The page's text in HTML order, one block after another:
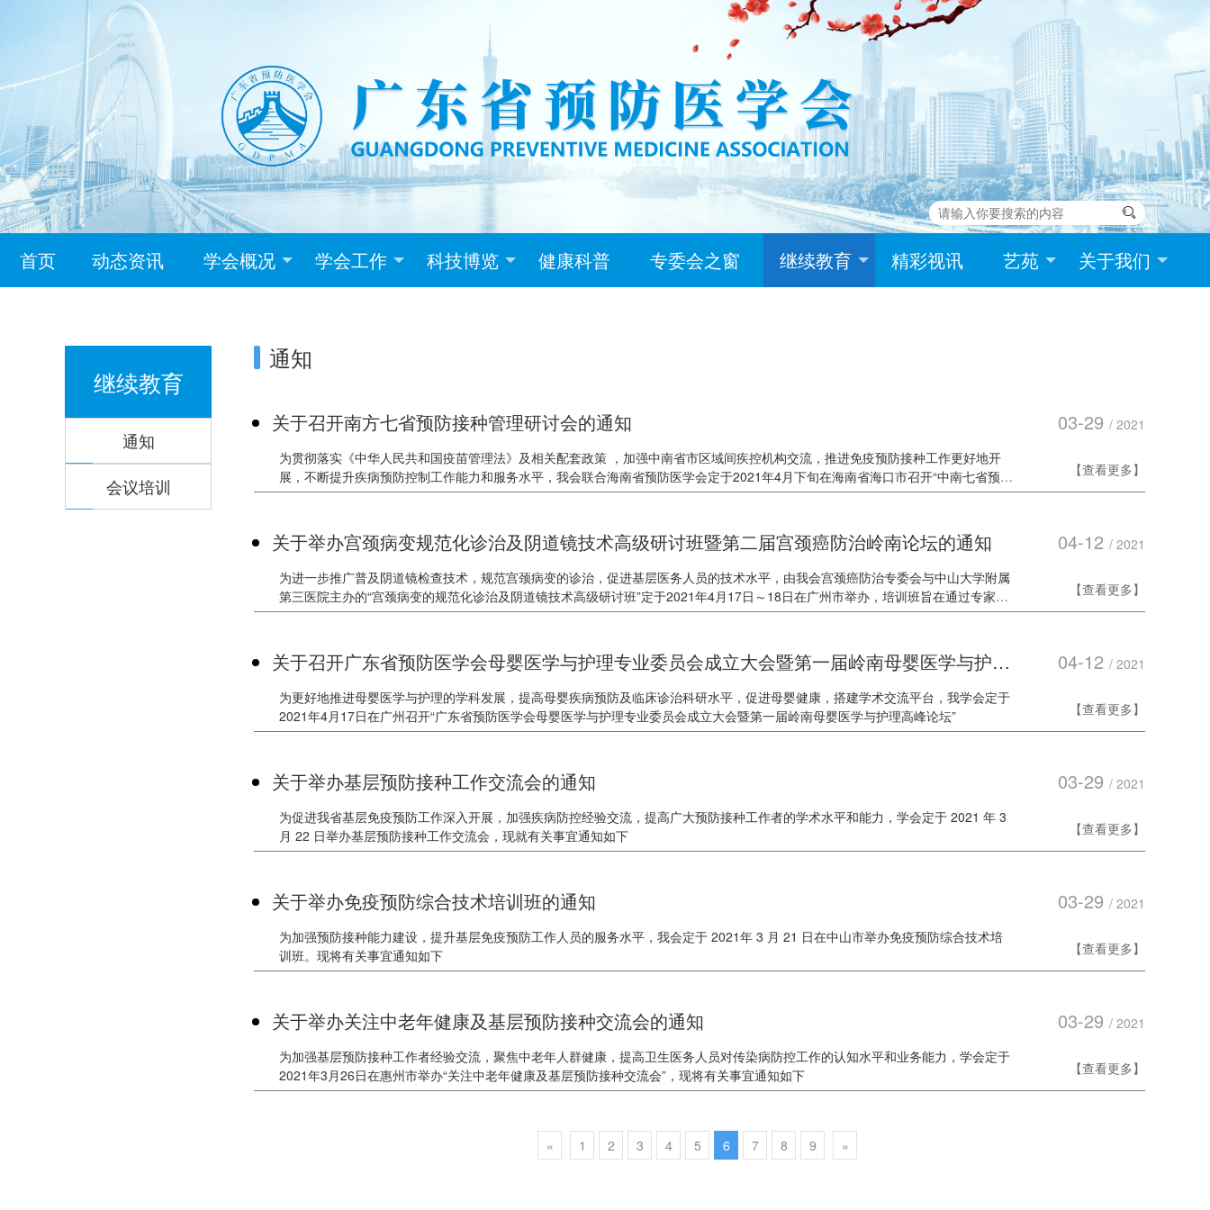

首页 动态资讯 学会概况 学会工作 科技博览 健康科普 专委会之窗 继续教育 精彩视讯 艺苑 关于我们
继续教育
通知
会议培训
通知
关于召开南方七省预防接种管理研讨会的通知
为贯彻落实《中华人民共和国疫苗管理法》及相关配套政策 ，加强中南省市区域间疾控机构交流，推进免疫预防接种工作更好地开
展，不断提升疾病预防控制工作能力和服务水平，我会联合海南省预防医学会定于2021年4月下旬在海南省海口市召开“中南七省预防
接种管理研讨会”
03-29 / 2021
【查看更多】
关于举办宫颈病变规范化诊治及阴道镜技术高级研讨班暨第二届宫颈癌防治岭南论坛的通知
为进一步推广普及阴道镜检查技术，规范宫颈病变的诊治，促进基层医务人员的技术水平，由我会宫颈癌防治专委会与中山大学附属
第三医院主办的“宫颈病变的规范化诊治及阴道镜技术高级研讨班”定于2021年4月17日～18日在广州市举办，培训班旨在通过专家授
课、病例讨论、面对面交流及操作培训的形式，小班教学，让学员尽快掌握阴道镜检查的操作及宫颈病变的诊治，从而提高基层医务
04-12 / 2021
【查看更多】
关于召开广东省预防医学会母婴医学与护理专业委员会成立大会暨第一届岭南母婴医学与护理
高峰论坛的通知
为更好地推进母婴医学与护理的学科发展，提高母婴疾病预防及临床诊治科研水平，促进母婴健康，搭建学术交流平台，我学会定于
2021年4月17日在广州召开“广东省预防医学会母婴医学与护理专业委员会成立大会暨第一届岭南母婴医学与护理高峰论坛”
04-12 / 2021
【查看更多】
关于举办基层预防接种工作交流会的通知
为促进我省基层免疫预防工作深入开展，加强疾病防控经验交流，提高广大预防接种工作者的学术水平和能力，学会定于 2021 年 3
月 22 日举办基层预防接种工作交流会，现就有关事宜通知如下
03-29 / 2021
【查看更多】
关于举办免疫预防综合技术培训班的通知
为加强预防接种能力建设，提升基层免疫预防工作人员的服务水平，我会定于 2021年 3 月 21 日在中山市举办免疫预防综合技术培
训班。现将有关事宜通知如下
03-29 / 2021
【查看更多】
关于举办关注中老年健康及基层预防接种交流会的通知
为加强基层预防接种工作者经验交流，聚焦中老年人群健康，提高卫生医务人员对传染病防控工作的认知水平和业务能力，学会定于
2021年3月26日在惠州市举办“关注中老年健康及基层预防接种交流会”，现将有关事宜通知如下
03-29 / 2021
【查看更多】
« 1 2 3 4 5 6 7 8 9 »